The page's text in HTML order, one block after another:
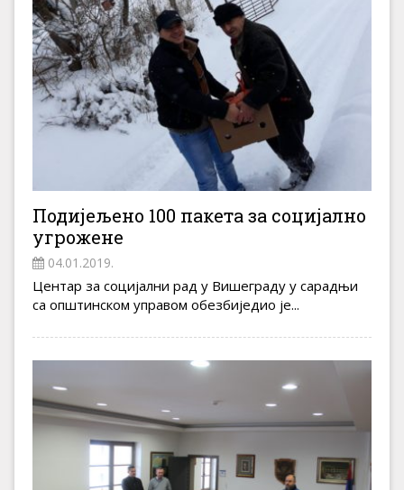
Подијељено 100 пакета за социјално
угрожене
04.01.2019.
Центар за социјални рад у Вишеграду у сарадњи
са општинском управом обезбиједио је...